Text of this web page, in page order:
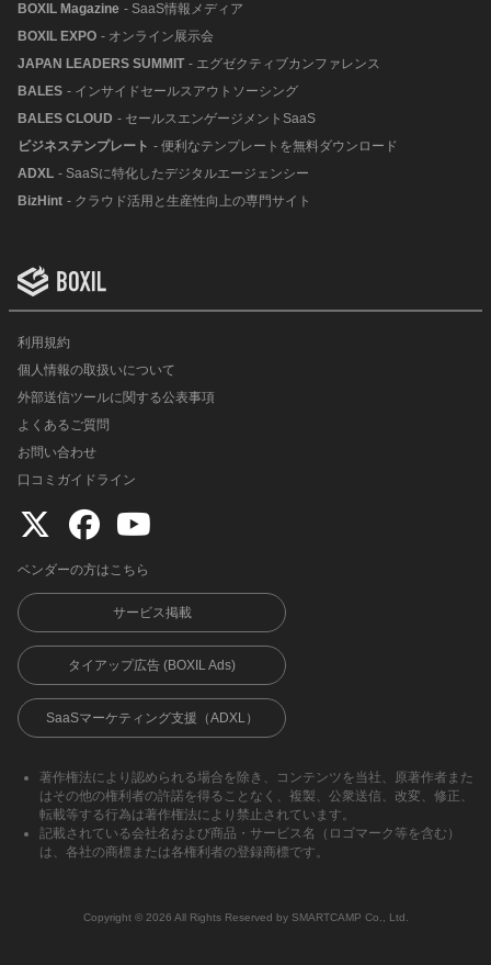
BOXIL Magazine - SaaS情報メディア
BOXIL EXPO - オンライン展示会
JAPAN LEADERS SUMMIT - エグゼクティブカンファレンス
BALES - インサイドセールスアウトソーシング
BALES CLOUD - セールスエンゲージメントSaaS
ビジネステンプレート - 便利なテンプレートを無料ダウンロード
ADXL - SaaSに特化したデジタルエージェンシー
BizHint - クラウド活用と生産性向上の専門サイト
利用規約
個人情報の取扱いについて
外部送信ツールに関する公表事項
よくあるご質問
お問い合わせ
口コミガイドライン
ベンダーの方はこちら
サービス掲載
タイアップ広告 (BOXIL Ads)
SaaSマーケティング支援（ADXL）
著作権法により認められる場合を除き、コンテンツを当社、原著作者また
はその他の権利者の許諾を得ることなく、複製、公衆送信、改変、修正、
転載等する行為は著作権法により禁止されています。
記載されている会社名および商品・サービス名（ロゴマーク等を含む）
は、各社の商標または各権利者の登録商標です。
Copyright ©︎ 2026 All Rights Reserved by SMARTCAMP Co., Ltd.